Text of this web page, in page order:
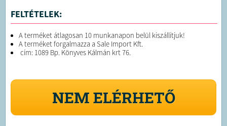
FELTÉTELEK:
A terméket átlagosan 10 munkanapon belül kiszállítjuk!
A terméket forgalmazza a Sale Import Kft.
cím: 1089 Bp. Könyves Kálmán krt 76.
NEM ELÉRHETŐ